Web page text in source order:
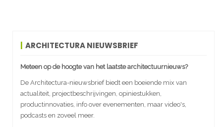
ARCHITECTURA NIEUWSBRIEF
Meteen op de hoogte van het laatste architectuurnieuws?
De Architectura-nieuwsbrief biedt een boeiende mix van
actualiteit, projectbeschrijvingen, opiniestukken,
productinnovaties, info over evenementen, maar video's,
podcasts en zoveel meer.